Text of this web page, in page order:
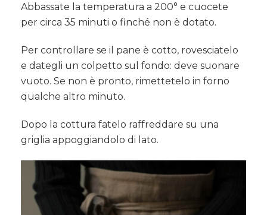
Abbassate la temperatura a 200° e cuocete
per circa 35 minuti o finché non è dotato.
Per controllare se il pane è cotto, rovesciatelo
e dategli un colpetto sul fondo: deve suonare
vuoto. Se non è pronto, rimettetelo in forno
qualche altro minuto.
Dopo la cottura fatelo raffreddare su una
griglia appoggiandolo di lato.